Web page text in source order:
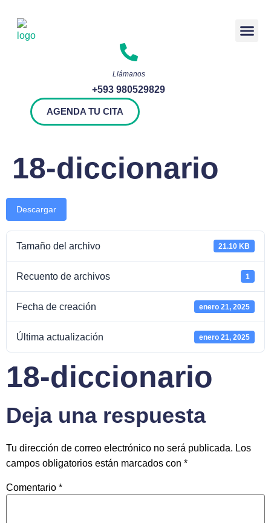
Llámanos
+593 980529829
AGENDA TU CITA
18-diccionario
Descargar
Tamaño del archivo 21.10 KB
Recuento de archivos 1
Fecha de creación enero 21, 2025
Última actualización enero 21, 2025
18-diccionario
Deja una respuesta
Tu dirección de correo electrónico no será publicada. Los
campos obligatorios están marcados con *
Comentario *